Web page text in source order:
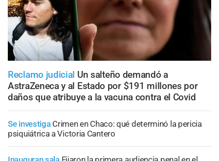
Reclamo judicial Un salteño demandó a
AstraZeneca y al Estado por $191 millones por
daños que atribuye a la vacuna contra el Covid
Se investiga Crimen en Chaco: qué determinó la pericia
psiquiátrica a Victoria Cantero